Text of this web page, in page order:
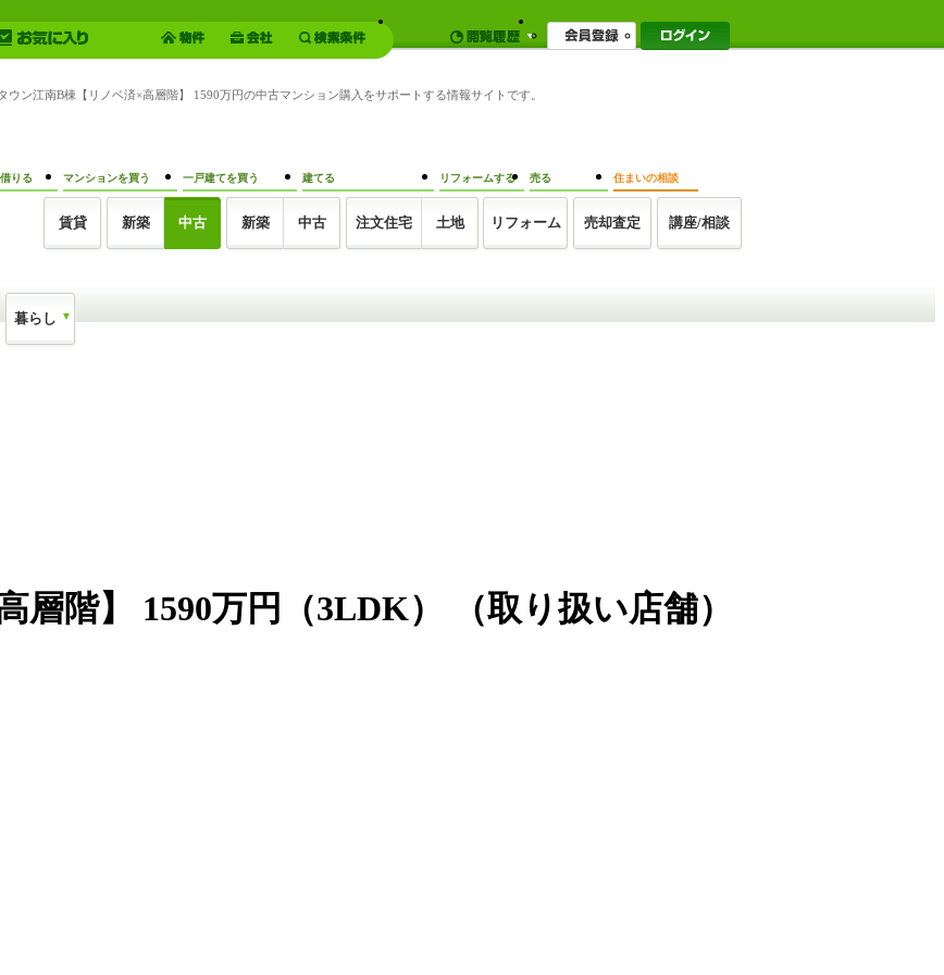
ン江南B棟【リノベ済×高層階】 1590万円の中古マンション購入をサポートする情報サイトです。
借りる
賃貸
マンションを買う
新築 中古
一戸建てを買う
新築 中古
建てる
注文住宅 土地
リフォームする
リフォーム
売る
売却査定
住まいの相談
講座/相談
暮らし
層階】 1590万円（3LDK） （取り扱い店舗）